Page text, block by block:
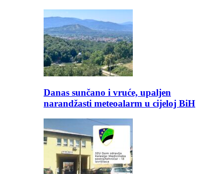
Danas sunčano i vruće, upaljen
narandžasti meteoalarm u cijeloj BiH